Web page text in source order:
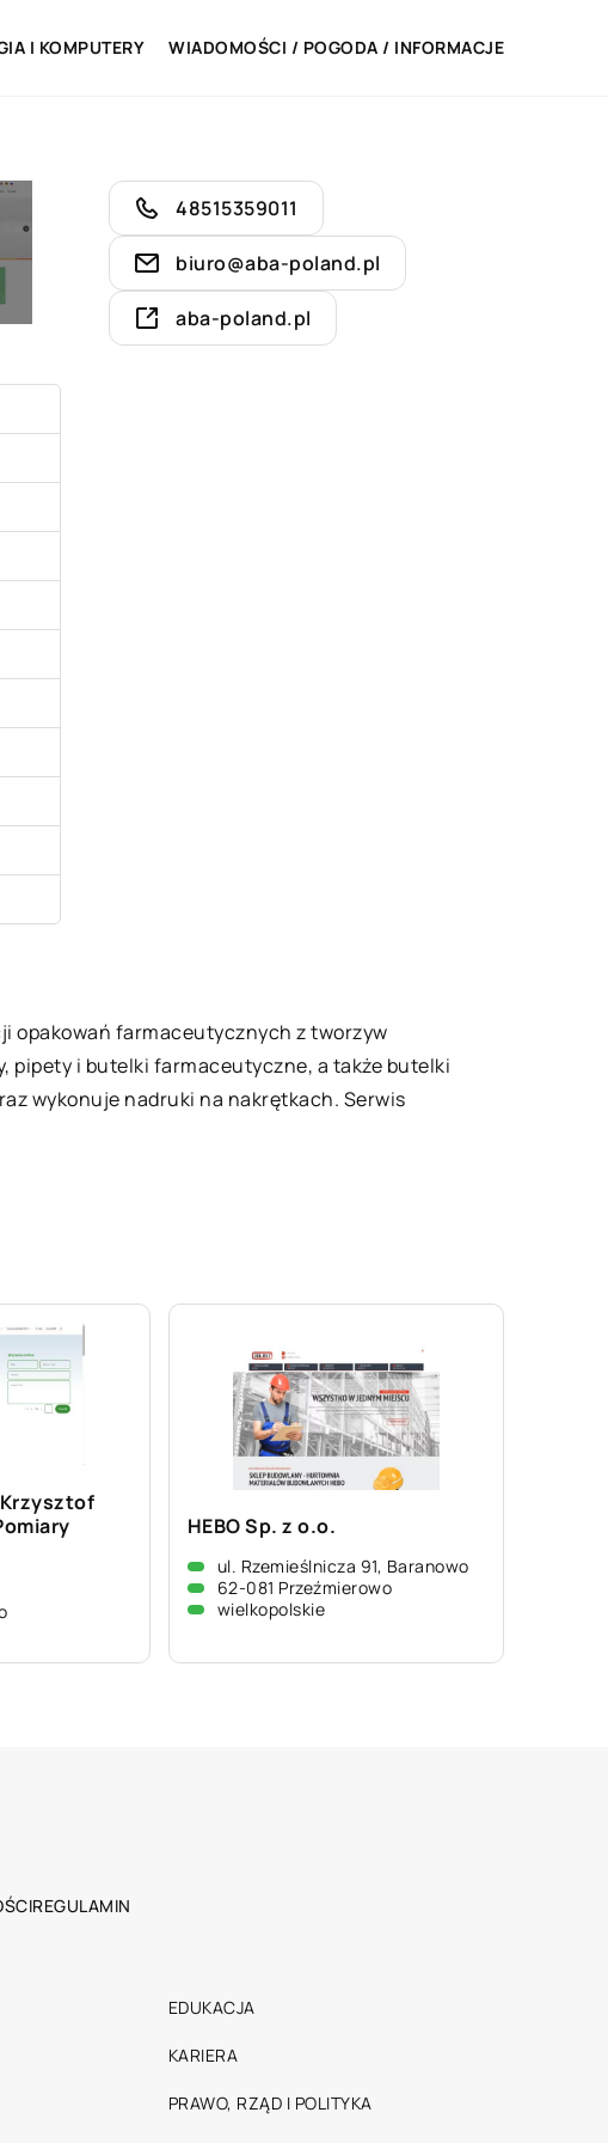
I KOMPUTERY WIADOMOŚCI / POGODA / INFORMACJE
48515359011
biuro@aba-poland.pl
aba-poland.pl
opakowań farmaceutycznych z tworzyw
pipety i butelki farmaceutyczne, a także butelki
wykonuje nadruki na nakrętkach. Serwis
HEBO Sp. z o.o.
ul. Rzemieślnicza 91, Baranowo
62-081 Przeźmierowo
wielkopolskie
REGULAMIN
EDUKACJA
KARIERA
PRAWO, RZĄD I POLITYKA